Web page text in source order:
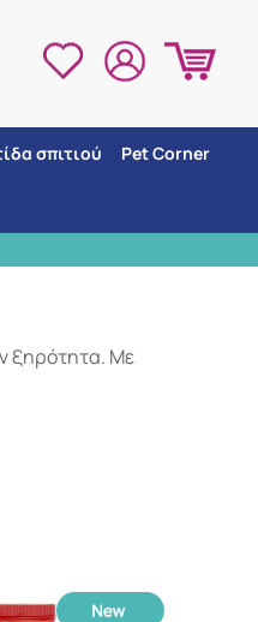
σπιτιού Pet Corner
ξηρότητα. Με